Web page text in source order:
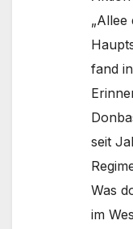
„Allee
fand
seit
Was
im